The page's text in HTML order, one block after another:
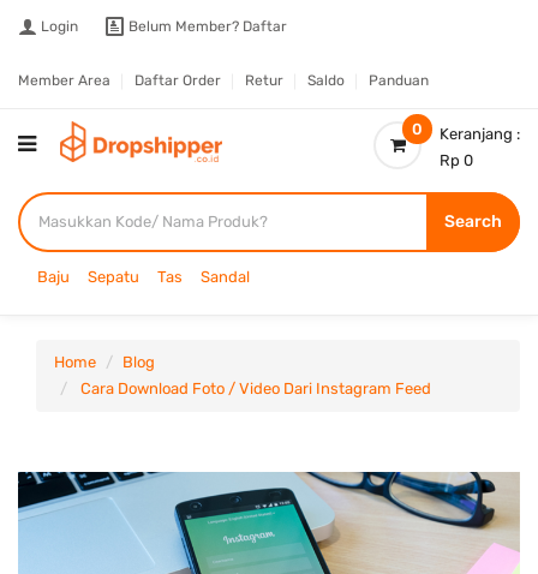
Login Belum Member? Daftar
Member Area Daftar Order Retur Saldo Panduan
0
Keranjang :
Rp 0
Search
Baju Sepatu Tas Sandal
Home
Blog
Cara Download Foto / Video Dari Instagram Feed